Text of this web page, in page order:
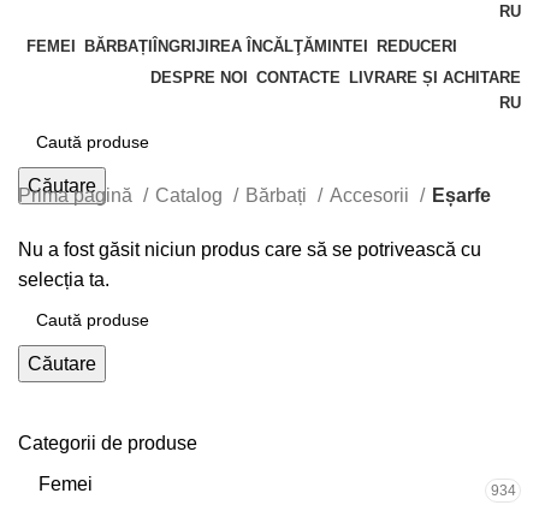
RU
FEMEI
BĂRBAȚI ÎNGRIJIREA ÎNCĂLŢĂMINTEI
REDUCERI
DESPRE NOI CONTACTE LIVRARE ȘI ACHITARE
RU
Căutare
Categorii de produse
Femei
934
Prima pagină Catalog Bărbați Accesorii Eșarfe
Nu a fost găsit niciun produs care să se potrivească cu
selecția ta.
Căutare